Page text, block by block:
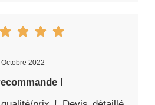
Octobre 2022
!